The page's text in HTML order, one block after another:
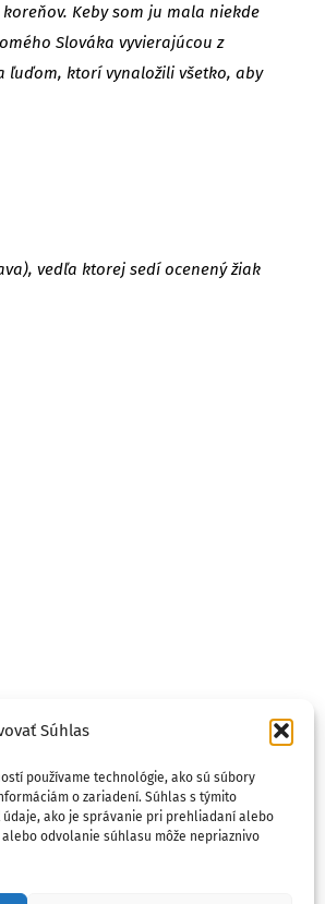
Súhlas
používame technológie, ako sú súbory
o zariadení. Súhlas s týmito
ako je správanie pri prehliadaní alebo
odvolanie súhlasu môže nepriaznivo
Keby som ju mala niekde
Slováka vyvierajúcou z
ľuďom, ktorí vynaložili všetko, aby
vedľa ktorej sedí ocenený žiak